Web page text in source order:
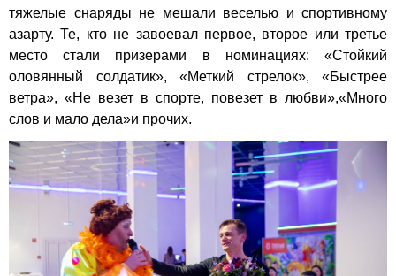
тяжелые снаряды не мешали веселью и спортивному
азарту. Те, кто не завоевал первое, второе или третье
место стали призерами в номинациях: «Стойкий
оловянный солдатик», «Меткий стрелок», «Быстрее
ветра», «Не везет в спорте, повезет в любви»,«Много
слов и мало дела»и прочих.